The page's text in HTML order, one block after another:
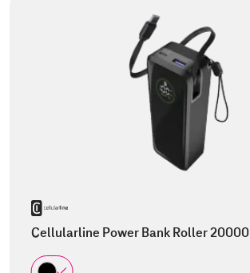
Cellularline Power Bank Roller 20000